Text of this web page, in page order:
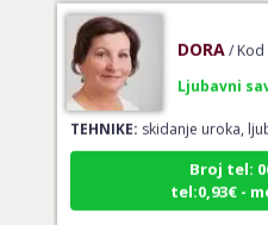
DORA / Kod
Ljubavni
TEHNIKE:skidanje uroka,
Broj tel:
tel:0,93€ -